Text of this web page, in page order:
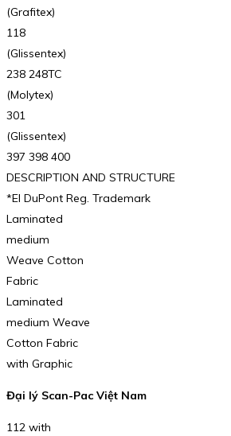
(Grafitex)
118
(Glissentex)
238 248TC
(Molytex)
301
(Glissentex)
397 398 400
DESCRIPTION AND STRUCTURE
*EI DuPont Reg. Trademark
Laminated
medium
Weave Cotton
Fabric
Laminated
medium Weave
Cotton Fabric
with Graphic
Đại lý Scan-Pac Việt Nam
112 with